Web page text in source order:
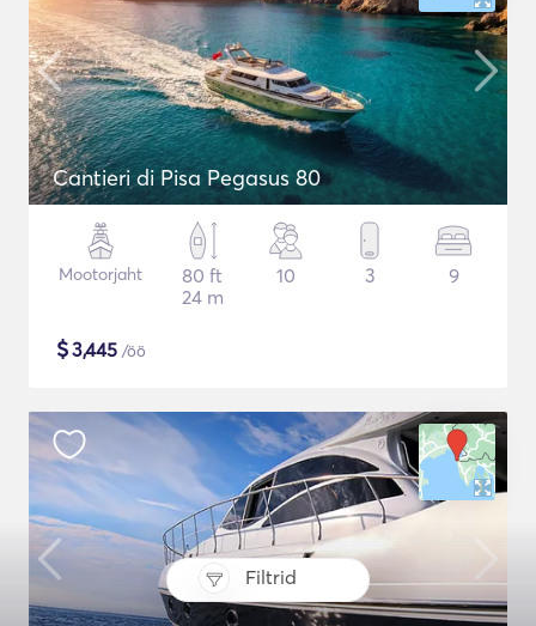
Filtrid
Cantieri di Pisa Pegasus 80
Mootorjaht
80 ft
24 m
10 3 9
$3,445 /öö